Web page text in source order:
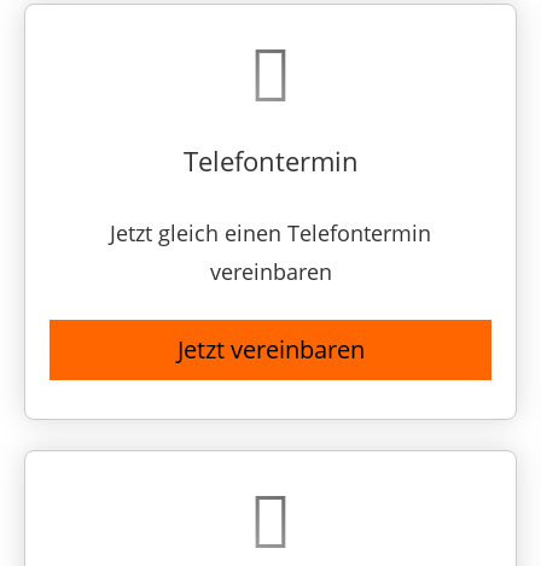
Telefontermin
Jetzt gleich einen Telefontermin
vereinbaren
Jetzt vereinbaren